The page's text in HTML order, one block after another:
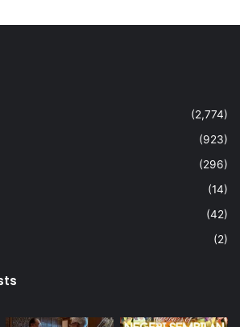
(2,774)
(923)
(296)
(14)
(42)
(2)